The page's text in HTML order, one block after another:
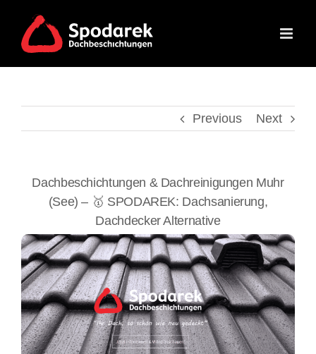
content
Previous Next
Dachbeschichtungen & Dachreinigungen Muhr
(See) – 🥇 SPODAREK: Dachsanierung,
Dachdecker Alternative